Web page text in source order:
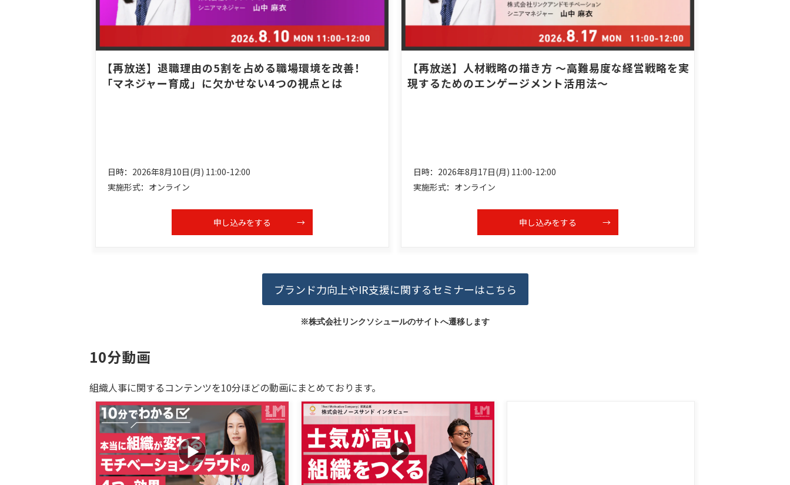
【再放送】退職理由の5割を占める職場環境を改善！
「マネジャー育成」に欠かせない4つの視点とは
日時：2026年8月10日(月) 11:00-12:00
実施形式：オンライン
申し込みをする
【再放送】人材戦略の描き方 ～高難易度な経営戦略を実
現するためのエンゲージメント活用法～
日時：2026年8月17日(月) 11:00-12:00
実施形式：オンライン
申し込みをする
ブランド力向上やIR支援に関するセミナーはこちら
※株式会社リンクソシュールのサイトへ遷移します
10分動画
組織人事に関するコンテンツを10分ほどの動画にまとめております。